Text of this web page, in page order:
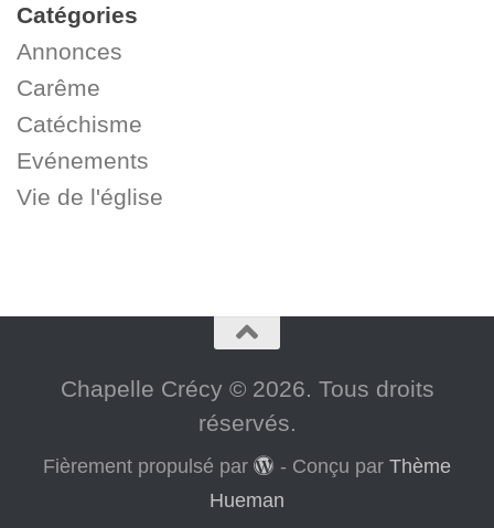
Catégories
Annonces
Carême
Catéchisme
Evénements
Vie de l'église
Chapelle Crécy © 2026. Tous droits
réservés.
Fièrement propulsé par - Conçu par Thème
Hueman